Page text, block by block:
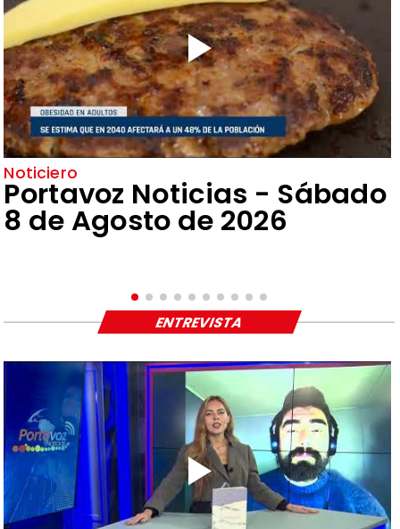
Noticiero
Portavoz Noticias - Sábado
8 de Agosto de 2026
ENTREVISTA